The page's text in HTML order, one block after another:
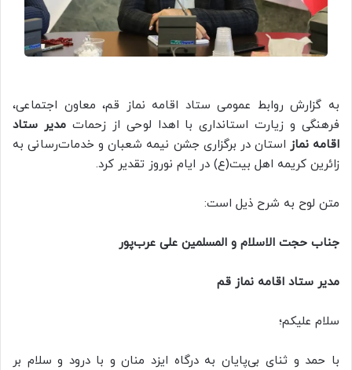
به گزارش روابط عمومی ستاد اقامه نماز قم، معاون اجتماعی،
فرهنگی و زیارت استانداری با اهدا لوحی از زحماتمدیر ستاد
اقامه نماز استان در برگزاری جشن نیمه شعبان و خدمات‌رسانی به
زائرین کریمه اهل بیت(ع) در ایام نوروز تقدیر کرد.
متن لوح به شرح ذیل است:
جناب حجت الاسلام و المسلمین علی عرب‌پور
مدیر ستاد اقامه نماز قم
سلام علیکم؛
با حمد و ثنای بی‌پایان به درگاه ایزد منان و با درود و سلام بر